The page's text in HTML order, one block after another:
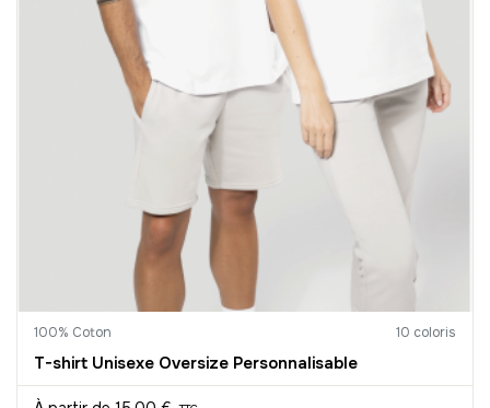
100% Coton 10 coloris
T-shirt Unisexe Oversize Personnalisable